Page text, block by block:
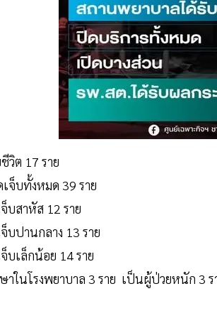
วิต 17 ราย
จ็บทั้งหมด 39 ราย
บสาหัส 12 ราย
บปานกลาง 13 ราย
บเล็กน้อย 14 ราย
าในโรงพยาบาล 3 ราย เป็นผู้ป่วยหนัก 3 ร